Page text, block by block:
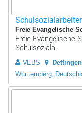
Freie Evangelische
Freie Evangelische
Schulsoziala..
VEBS
Württemberg,